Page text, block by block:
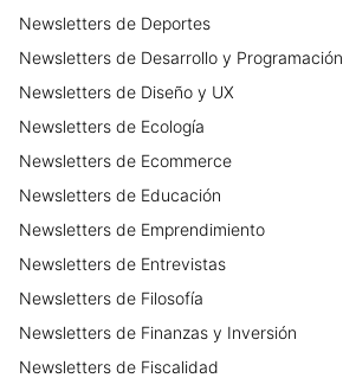
Newsletters de Deportes
Newsletters de Desarrollo y Programación
Newsletters de Diseño y UX
Newsletters de Ecología
Newsletters de Ecommerce
Newsletters de Educación
Newsletters de Emprendimiento
Newsletters de Entrevistas
Newsletters de Filosofía
Newsletters de Finanzas y Inversión
Newsletters de Fiscalidad